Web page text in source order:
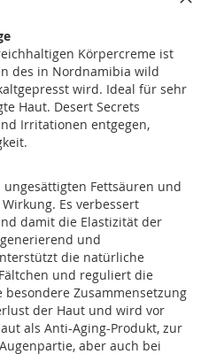
Körpercreme ist
des in Nordnamibia wild
wird. Ideal für sehr
Haut. Desert Secrets
Irritationen entgegen,
Fettsäuren und
Es verbessert
damit die Elastizität der
und
die natürliche
und reguliert die
besondere Zusammensetzung
der Haut und wird vor
als Anti-Aging-Produkt, zur
aber auch bei